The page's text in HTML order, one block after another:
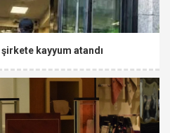
kayyum atandı